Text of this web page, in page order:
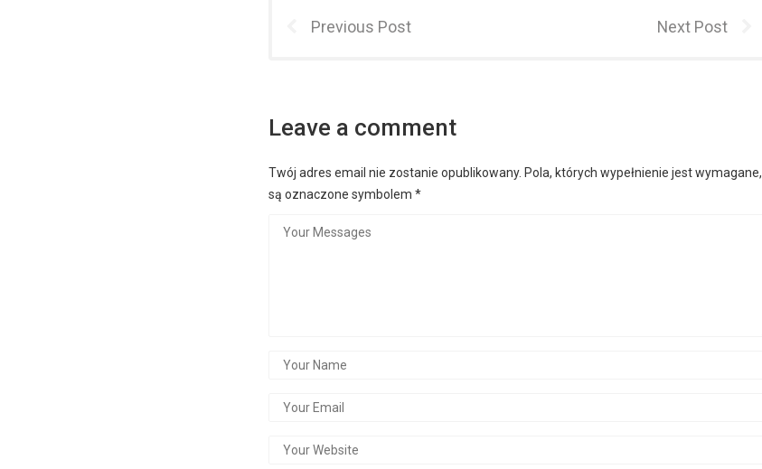
Previous Post Next Post
Leave a comment
Twój adres email nie zostanie opublikowany. Pola, których wypełnienie jest wymagane,
są oznaczone symbolem *